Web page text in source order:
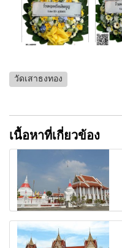
วัดเสาธงทอง
เนื้อหาที่เกี่ยวข้อง